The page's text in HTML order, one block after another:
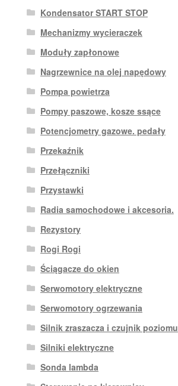
Kondensator START STOP
Mechanizmy wycieraczek
Moduły zapłonowe
Nagrzewnice na olej napędowy
Pompa powietrza
Pompy paszowe, kosze ssące
Potencjometry gazowe. pedały
Przekaźnik
Przełączniki
Przystawki
Radia samochodowe i akcesoria.
Rezystory
Rogi Rogi
Ściągacze do okien
Serwomotory elektryczne
Serwomotory ogrzewania
Silnik zraszacza i czujnik poziomu
Silniki elektryczne
Sonda lambda